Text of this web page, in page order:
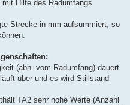
Hilfe des Radumfangs
Strecke in mm aufsummiert, so
(abh. vom Radumfang) dauert
über und es wird Stillstand
TA2 sehr hohe Werte (Anzahl